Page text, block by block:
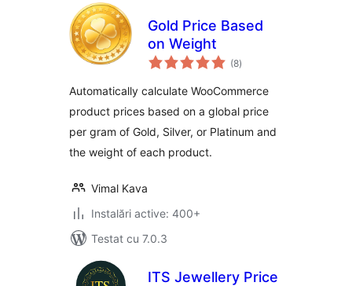
Gold Price Based
on Weight
(8total
aprecieri
)
Automatically calculate WooCommerce
product prices based on a global price
per gram of Gold, Silver, or Platinum and
the weight of each product.
Vimal Kava
Instalări active: 400+
Testat cu 7.0.3
ITS Jewellery Price